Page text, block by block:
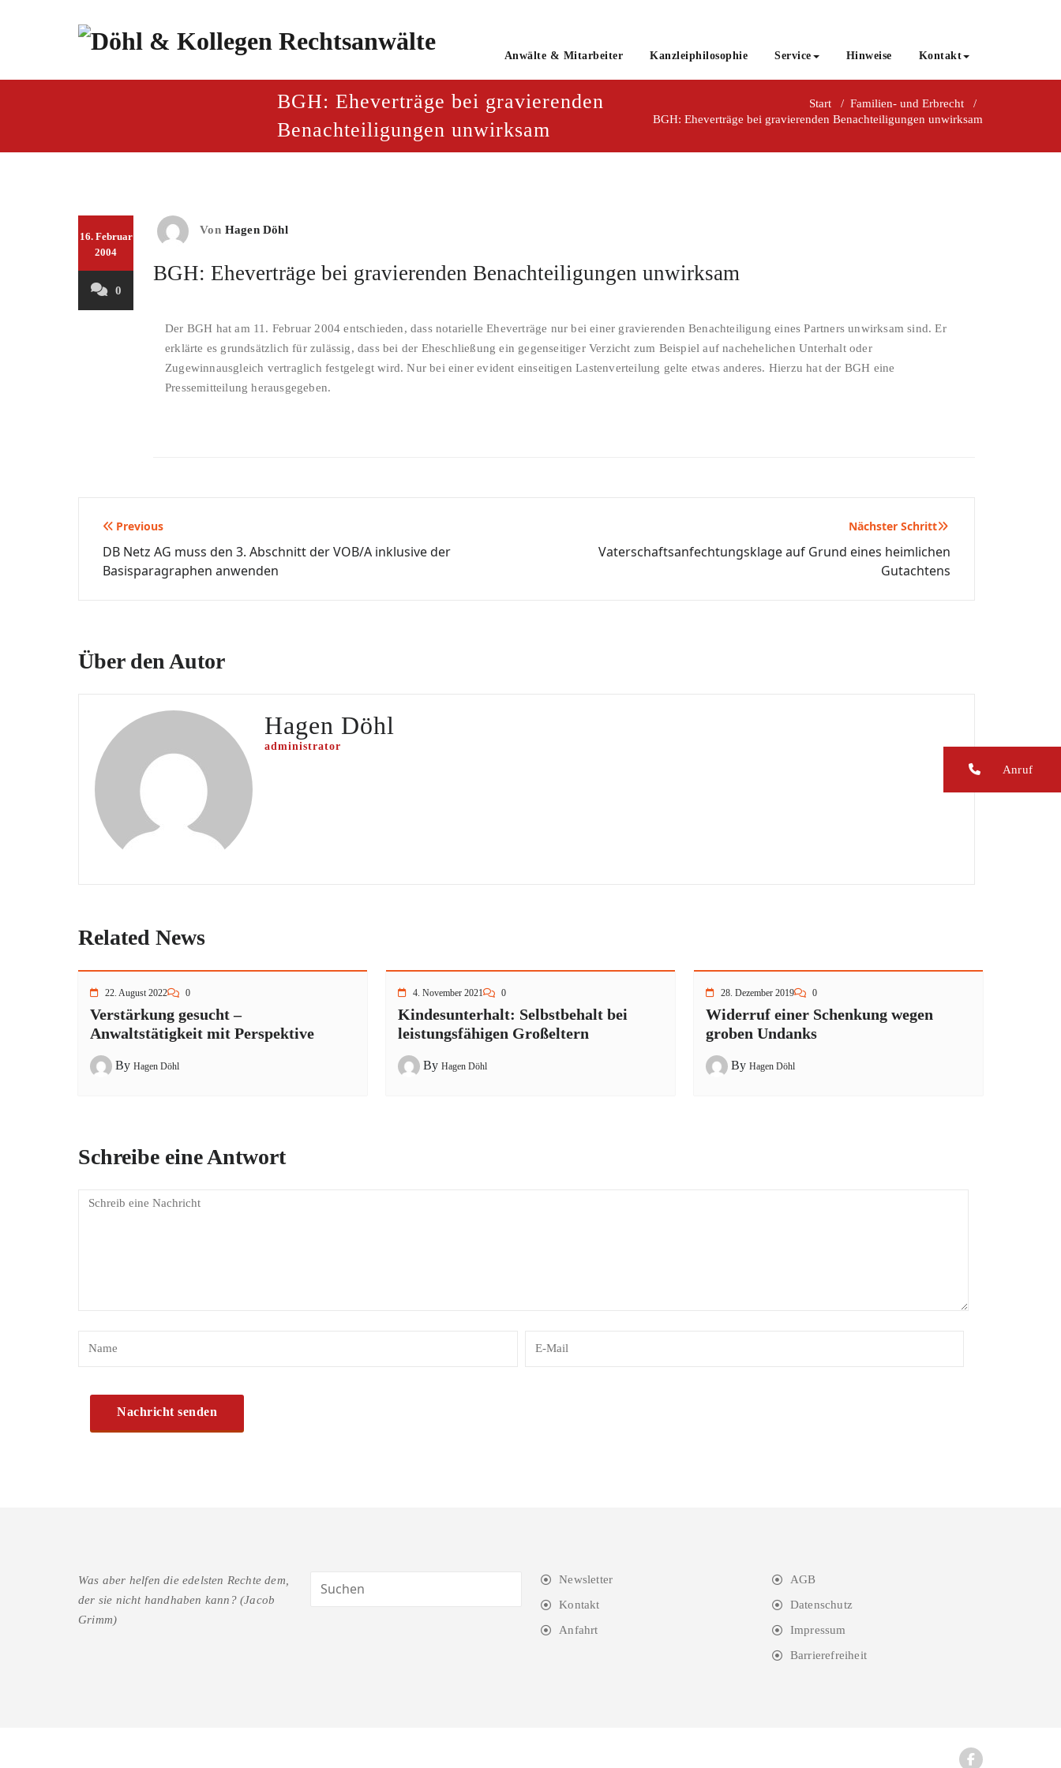
paragraf.info Anwälte & Mitarbeiter Kanzleiphilosophie Service Hinweise Kontakt
BGH: Eheverträge bei gravierenden
Benachteiligungen unwirksam
Start / Familien- und Erbrecht /
BGH: Eheverträge bei gravierenden Benachteiligungen unwirksam
16. Februar
2004
0
Von Hagen Döhl
BGH: Eheverträge bei gravierenden Benachteiligungen unwirksam
Der BGH hat am 11. Februar 2004 entschieden, dass notarielle Eheverträge nur bei einer gravierenden Benachteiligung eines Partners unwirksam sind. Er
erklärte es grundsätzlich für zulässig, dass bei der Eheschließung ein gegenseitiger Verzicht zum Beispiel auf nachehelichen Unterhalt oder
Zugewinnausgleich vertraglich festgelegt wird. Nur bei einer evident einseitigen Lastenverteilung gelte etwas anderes. Hierzu hat der BGH eine
Pressemitteilung herausgegeben.
Beitragsnavigation
Previous
DB Netz AG muss den 3. Abschnitt der VOB/A inklusive der
Basisparagraphen anwenden
Nächster Schritt
Vaterschaftsanfechtungsklage auf Grund eines heimlichen
Gutachtens
Über den Autor
Hagen Döhl
administrator
Related News
22. August 2022 0
Verstärkung gesucht –
Anwaltstätigkeit mit Perspektive
By Hagen Döhl
4. November 2021 0
Kindesunterhalt: Selbstbehalt bei
leistungsfähigen Großeltern
By Hagen Döhl
28. Dezember 2019 0
Widerruf einer Schenkung wegen
groben Undanks
By Hagen Döhl
Schreibe eine Antwort
Was aber helfen die edelsten Rechte dem,
der sie nicht handhaben kann? (Jacob
Grimm)
Newsletter
Kontakt
Anfahrt
AGB
Datenschutz
Impressum
Barrierefreiheit
Anruf